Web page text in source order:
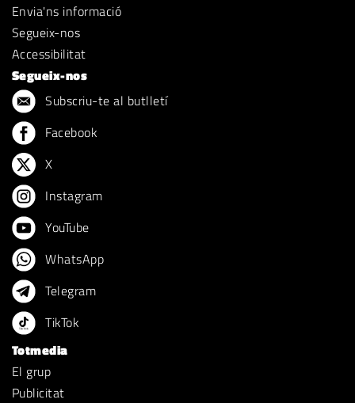
Envia'ns informació
Segueix-nos
Accessibilitat
Segueix-nos
Subscriu-te al butlletí
Facebook
X
Instagram
YouTube
WhatsApp
Telegram
TikTok
Totmedia
El grup
Publicitat